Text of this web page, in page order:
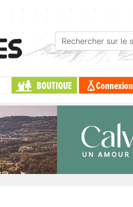
BOUTIQUE Connexion